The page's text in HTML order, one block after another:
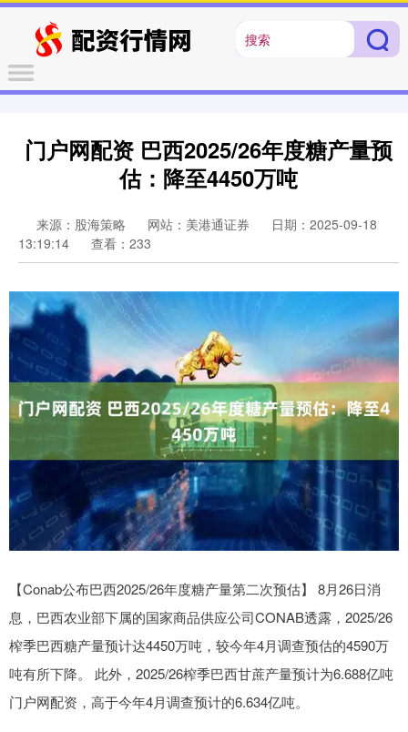
门户网配资 巴西2025/26年度糖产量预
估：降至4450万吨
来源：股海策略 网站：美港通证券
日期：2025-09-18
13:19:14
查看：233
【Conab公布巴西2025/26年度糖产量第二次预估】 8月26日消
息，巴西农业部下属的国家商品供应公司CONAB透露，2025/26
榨季巴西糖产量预计达4450万吨，较今年4月调查预估的4590万
吨有所下降。 此外，2025/26榨季巴西甘蔗产量预计为6.688亿吨
门户网配资，高于今年4月调查预计的6.634亿吨。